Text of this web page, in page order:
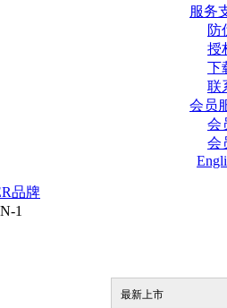
服务
防
授
下
联
会员
会
会
品牌
1
最新上市